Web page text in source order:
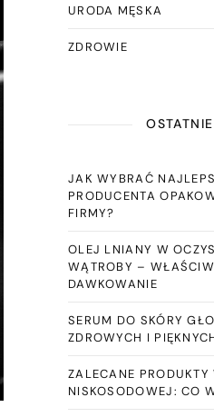
URODA MĘSKA
ZDROWIE
JAK WYBRAĆ
PRODUCENTA
FIRMY?
OLEJ LNIANY W
WĄTROBY –
DAWKOWANIE
SERUM DO SKÓRY
ZDROWYCH I
ZALECANE PRODUKTY
NISKOSODOWEJ: CO